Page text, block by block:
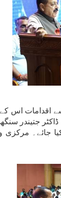
اب اگلے صنعتی انقلاب کی
جتیندر
مرکزی